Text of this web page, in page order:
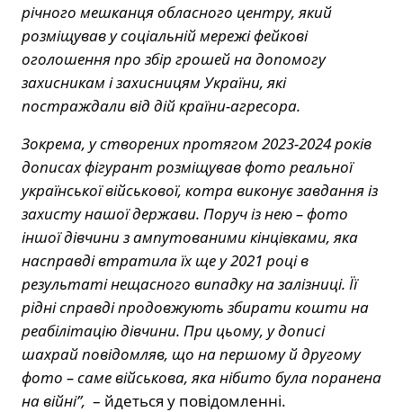
річного мешканця обласного центру, який
розміщував у соціальній мережі фейкові
оголошення про збір грошей на допомогу
захисникам і захисницям України, які
постраждали від дій країни-агресора.
Зокрема, у створених протягом 2023-2024 років
дописах фігурант розміщував фото реальної
української військової, котра виконує завдання із
захисту нашої держави. Поруч із нею – фото
іншої дівчини з ампутованими кінцівками, яка
насправді втратила їх ще у 2021 році в
результаті нещасного випадку на залізниці. Її
рідні справді продовжують збирати кошти на
реабілітацію дівчини. При цьому, у дописі
шахрай повідомляв, що на першому й другому
фото – саме військова, яка нібито була поранена
на війні”, – йдеться у повідомленні.